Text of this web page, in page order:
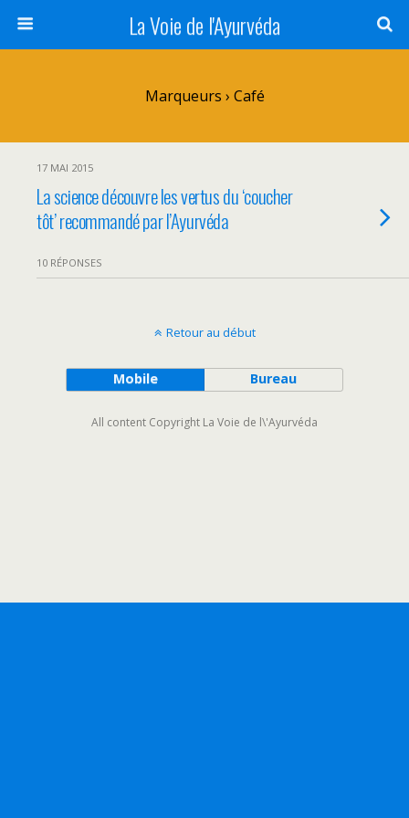
La Voie de l'Ayurvéda
Marqueurs › Café
17 MAI 2015
La science découvre les vertus du ‘coucher
tôt’ recommandé par l’Ayurvéda
10 RÉPONSES
Retour au début
Mobile Bureau
All content Copyright La Voie de l\'Ayurvéda